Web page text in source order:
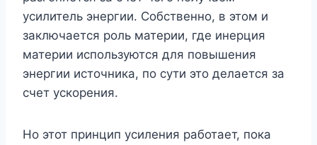
усилитель энергии. Собственно, в этом и
заключается роль материи, где инерция
материи используются для повышения
энергии источника, по сути это делается за
счет ускорения.
Но этот принцип усиления работает, пока